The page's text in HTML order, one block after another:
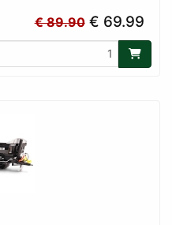
€ 89.90€ 69.99